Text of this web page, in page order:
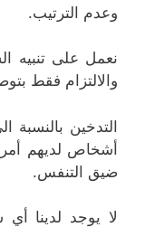
وعدم الترتيب.
نعمل على تنبيه
والالتزام فقط
التدخين بالنسبة
أشخاص لديهم
ضيق التنفس.
لا يوجد لدينا